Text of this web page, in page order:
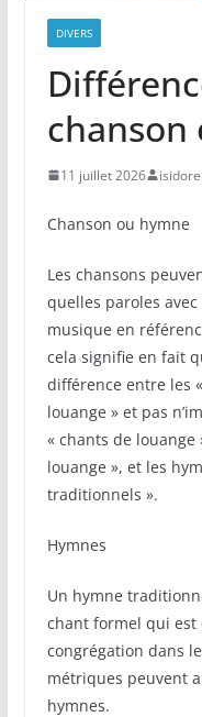
DIVERS
chanson
11 juillet 2026 isidore
Chanson ou hymne
Les chansons
quelles paroles
musique en
cela signifie en fait
différence entre les
louange » et pas
« chants de louange
louange », et les
traditionnels ».
Hymnes
Un hymne
chant formel qui est
congrégation dans
métriques peuvent
hymnes.